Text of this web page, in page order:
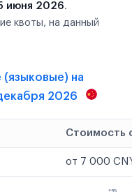
июня 2026.
квоты, на данный
(языковые) на
2026
Стоимость
от 7 000